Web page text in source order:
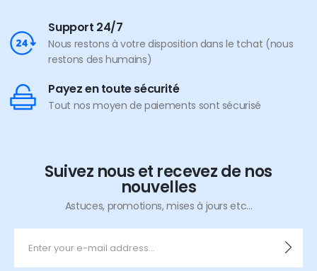
Support 24/7
Nous restons à votre disposition dans le tchat (nous
restons des humains)
Payez en toute sécurité
Tout nos moyen de paiements sont sécurisé
Suivez nous et recevez de nos
nouvelles
Astuces, promotions, mises à jours etc...